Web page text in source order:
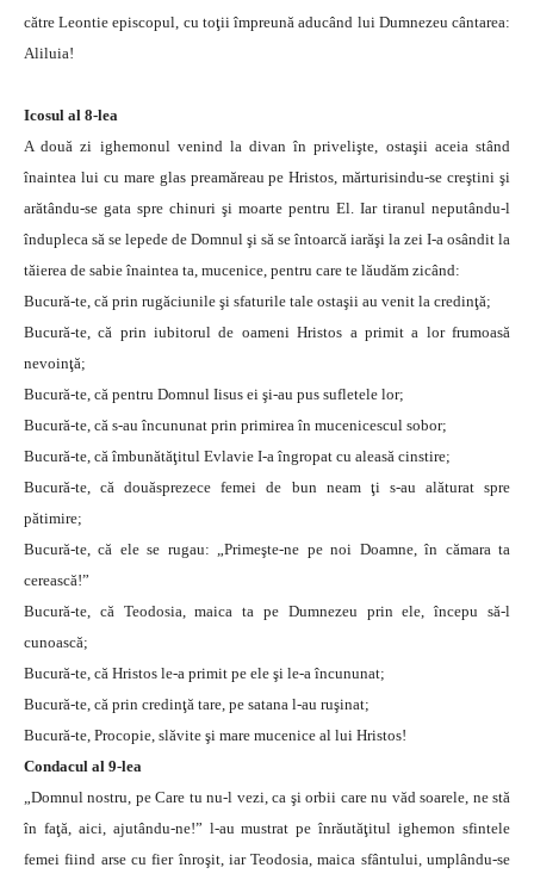
către Leontie episcopul, cu toţii împreună aducând lui Dumnezeu cântarea:
Aliluia!
Icosul al 8-lea
A două zi ighemonul venind la divan în privelişte, ostaşii aceia stând
înaintea lui cu mare glas preamăreau pe Hristos, mărturisindu-se creştini şi
arătându-se gata spre chinuri şi moarte pentru El. Iar tiranul neputându-l
îndupleca să se lepede de Domnul şi să se întoarcă iarăşi la zei I-a osândit la
tăierea de sabie înaintea ta, mucenice, pentru care te lăudăm zicând:
Bucură-te, că prin rugăciunile şi sfaturile tale ostaşii au venit la credinţă;
Bucură-te, că prin iubitorul de oameni Hristos a primit a lor frumoasă
nevoinţă;
Bucură-te, că pentru Domnul Iisus ei şi-au pus sufletele lor;
Bucură-te, că s-au încununat prin primirea în mucenicescul sobor;
Bucură-te, că îmbunătăţitul Evlavie I-a îngropat cu aleasă cinstire;
Bucură-te, că douăsprezece femei de bun neam ţi s-au alăturat spre
pătimire;
Bucură-te, că ele se rugau: „Primeşte-ne pe noi Doamne, în cămara ta
cerească!”
Bucură-te, că Teodosia, maica ta pe Dumnezeu prin ele, începu să-l
cunoască;
Bucură-te, că Hristos le-a primit pe ele şi le-a încununat;
Bucură-te, că prin credinţă tare, pe satana l-au ruşinat;
Bucură-te, Procopie, slăvite şi mare mucenice al lui Hristos!
Condacul al 9-lea
„Domnul nostru, pe Care tu nu-l vezi, ca şi orbii care nu văd soarele, ne stă
în faţă, aici, ajutându-ne!” l-au mustrat pe înrăutăţitul ighemon sfintele
femei fiind arse cu fier înroşit, iar Teodosia, maica sfântului, umplându-se